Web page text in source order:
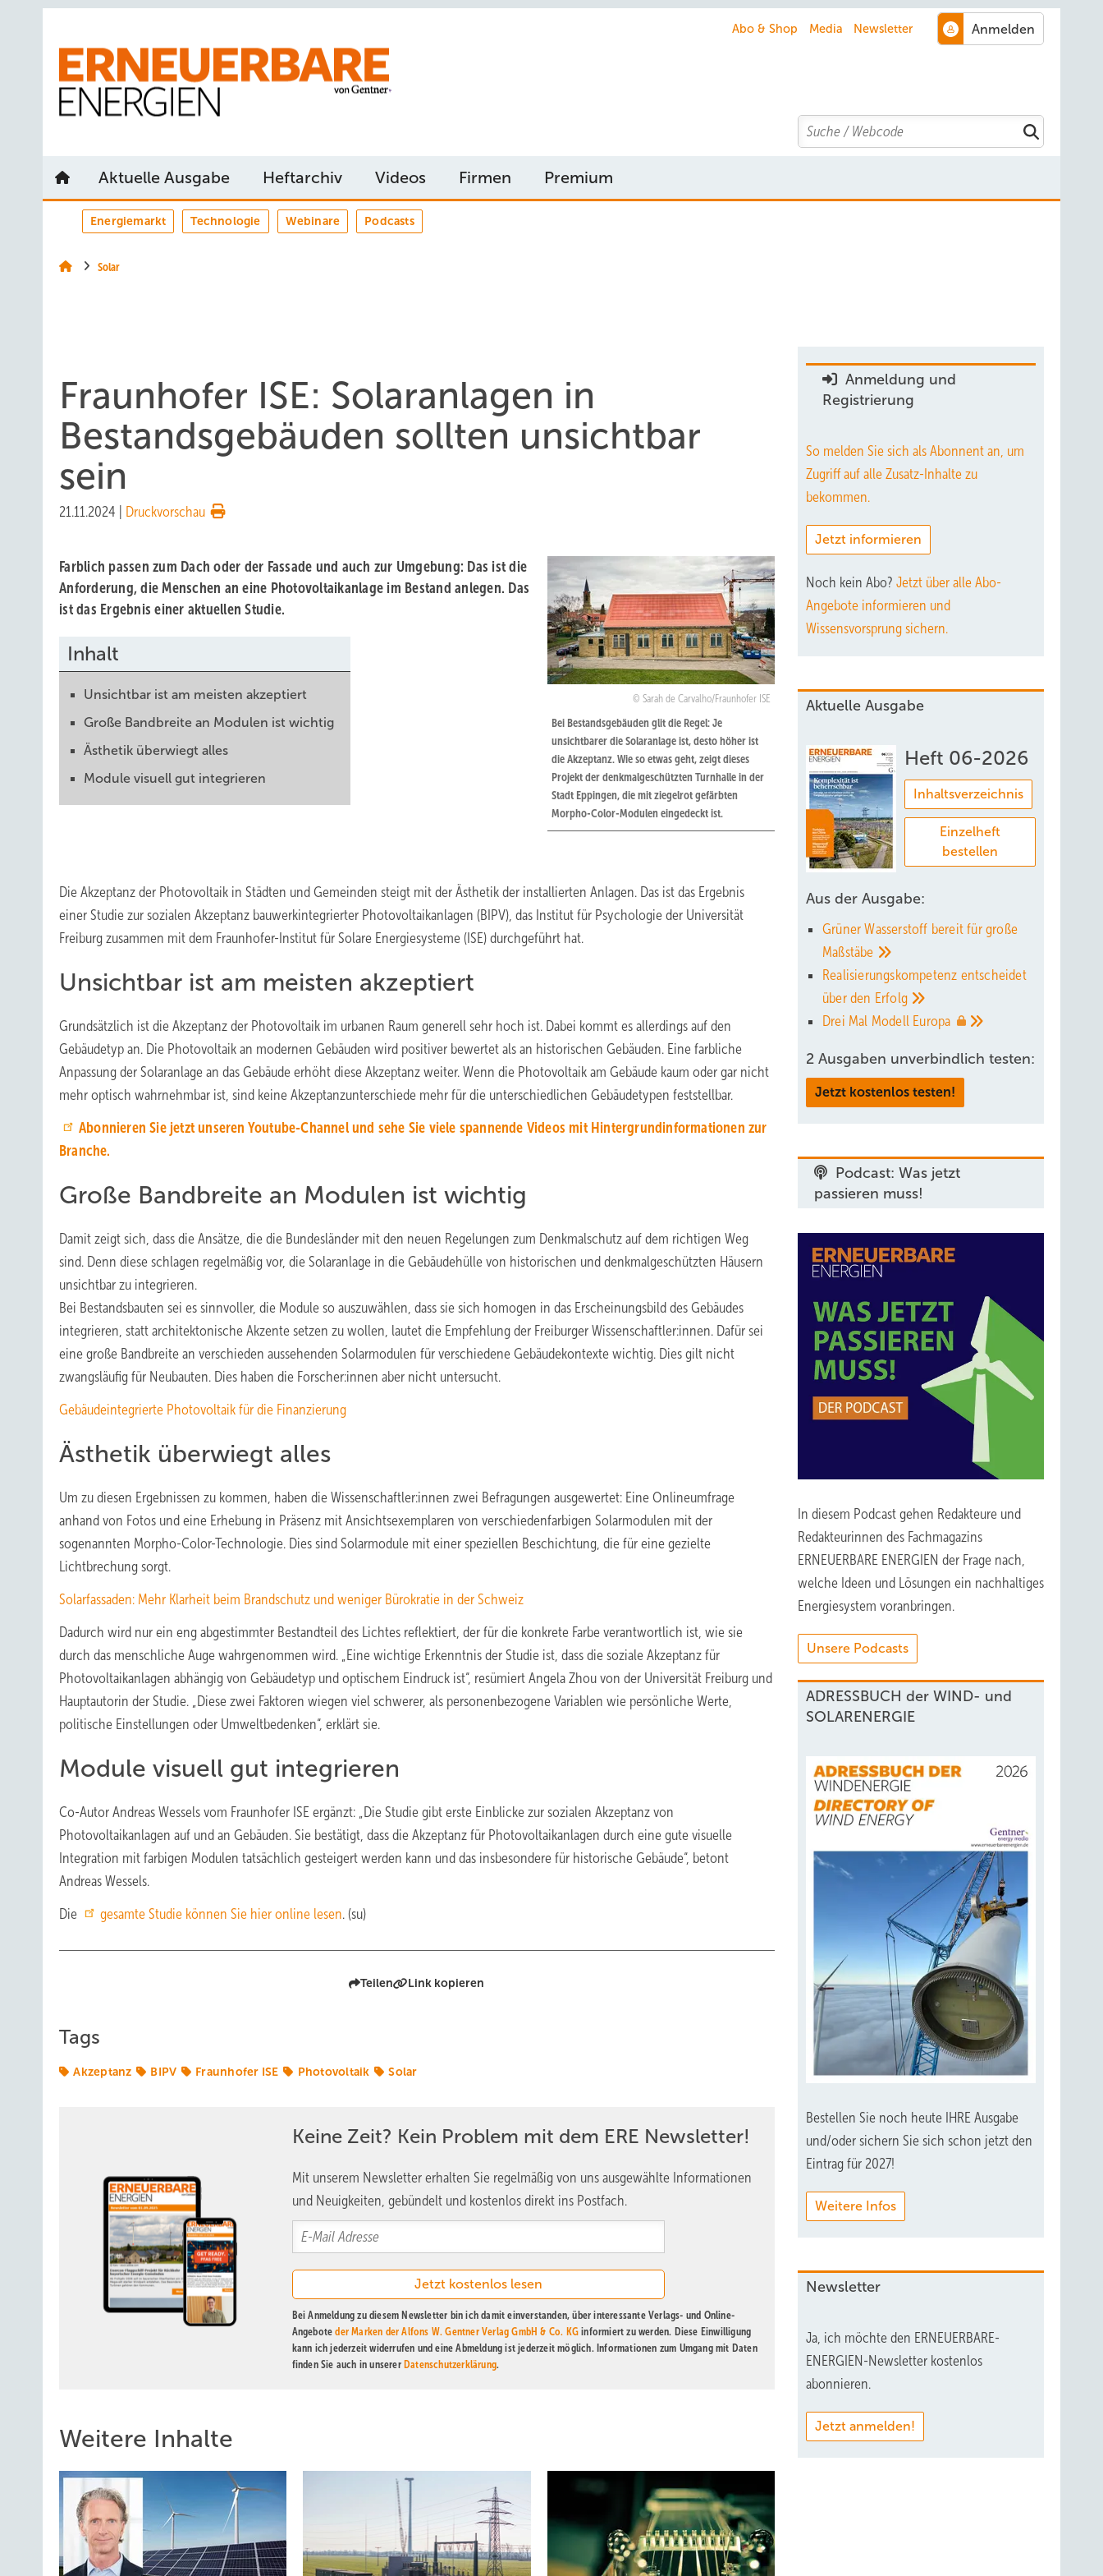
Abo & Shop Media Newsletter
Search
Aktuelle Ausgabe Heftarchiv Videos Firmen Premium
Energiemarkt Technologie Webinare Podcasts
Solar
Fraunhofer ISE: Solaranlagen in
Bestandsgebäuden sollten unsichtbar
sein
21.11.2024 Druckvorschau
Sarah de Carvalho/Fraunhofer ISE
Bei Bestandsgebäuden glit die Regel: Je
unsichtbarer die Solaranlage ist, desto höher ist
die Akzeptanz. Wie so etwas geht, zeigt dieses
Projekt der denkmalgeschützten Turnhalle in der
Stadt Eppingen, die mit ziegelrot gefärbten
Morpho-Color-Modulen eingedeckt ist.
Farblich passen zum Dach oder der Fassade und auch zur Umgebung: Das ist die
Anforderung, die Menschen an eine Photovoltaikanlage im Bestand anlegen. Das
ist das Ergebnis einer aktuellen Studie.
Inhalt
Unsichtbar ist am meisten akzeptiert
Große Bandbreite an Modulen ist wichtig
Ästhetik überwiegt alles
Module visuell gut integrieren
Die Akzeptanz der Photovoltaik in Städten und Gemeinden steigt mit der Ästhetik der installierten Anlagen. Das ist das Ergebnis
einer Studie zur sozialen Akzeptanz bauwerkintegrierter Photovoltaikanlagen (BIPV), das Institut für Psychologie der Universität
Freiburg zusammen mit dem Fraunhofer-Institut für Solare Energiesysteme (ISE) durchgeführt hat.
Unsichtbar ist am meisten akzeptiert
Grundsätzlich ist die Akzeptanz der Photovoltaik im urbanen Raum generell sehr hoch ist. Dabei kommt es allerdings auf den
Gebäudetyp an. Die Photovoltaik an modernen Gebäuden wird positiver bewertet als an historischen Gebäuden. Eine farbliche
Anpassung der Solaranlage an das Gebäude erhöht diese Akzeptanz weiter. Wenn die Photovoltaik am Gebäude kaum oder gar nicht
mehr optisch wahrnehmbar ist, sind keine Akzeptanzunterschiede mehr für die unterschiedlichen Gebäudetypen feststellbar.
Abonnieren Sie jetzt unseren Youtube-Channel und sehe Sie viele spannende Videos mit Hintergrundinformationen zur
Branche.
Große Bandbreite an Modulen ist wichtig
Damit zeigt sich, dass die Ansätze, die die Bundesländer mit den neuen Regelungen zum Denkmalschutz auf dem richtigen Weg
sind. Denn diese schlagen regelmäßig vor, die Solaranlage in die Gebäudehülle von historischen und denkmalgeschützten Häusern
unsichtbar zu integrieren.
Bei Bestandsbauten sei es sinnvoller, die Module so auszuwählen, dass sie sich homogen in das Erscheinungsbild des Gebäudes
integrieren, statt architektonische Akzente setzen zu wollen, lautet die Empfehlung der Freiburger Wissenschaftler:innen. Dafür sei
eine große Bandbreite an verschieden aussehenden Solarmodulen für verschiedene Gebäudekontexte wichtig. Dies gilt nicht
zwangsläufig für Neubauten. Dies haben die Forscher:innen aber nicht untersucht.
Gebäudeintegrierte Photovoltaik für die Finanzierung
Ästhetik überwiegt alles
Um zu diesen Ergebnissen zu kommen, haben die Wissenschaftler:innen zwei Befragungen ausgewertet: Eine Onlineumfrage
anhand von Fotos und eine Erhebung in Präsenz mit Ansichtsexemplaren von verschiedenfarbigen Solarmodulen mit der
sogenannten Morpho-Color-Technologie. Dies sind Solarmodule mit einer speziellen Beschichtung, die für eine gezielte
Lichtbrechung sorgt.
Solarfassaden: Mehr Klarheit beim Brandschutz und weniger Bürokratie in der Schweiz
Dadurch wird nur ein eng abgestimmter Bestandteil des Lichtes reflektiert, der für die konkrete Farbe verantwortlich ist, wie sie
durch das menschliche Auge wahrgenommen wird. „Eine wichtige Erkenntnis der Studie ist, dass die soziale Akzeptanz für
Photovoltaikanlagen abhängig von Gebäudetyp und optischem Eindruck ist“, resümiert Angela Zhou von der Universität Freiburg und
Hauptautorin der Studie. „Diese zwei Faktoren wiegen viel schwerer, als personenbezogene Variablen wie persönliche Werte,
politische Einstellungen oder Umweltbedenken“, erklärt sie.
Module visuell gut integrieren
Co-Autor Andreas Wessels vom Fraunhofer ISE ergänzt: „Die Studie gibt erste Einblicke zur sozialen Akzeptanz von
Photovoltaikanlagen auf und an Gebäuden. Sie bestätigt, dass die Akzeptanz für Photovoltaikanlagen durch eine gute visuelle
Integration mit farbigen Modulen tatsächlich gesteigert werden kann und das insbesondere für historische Gebäude“, betont
Andreas Wessels.
Die
gesamte Studie können Sie hier online lesen. (su)
Teilen Link kopieren
Tags
Akzeptanz BIPV Fraunhofer ISE Photovoltaik Solar
Keine Zeit? Kein Problem mit dem ERE Newsletter!
Mit unserem Newsletter erhalten Sie regelmäßig von uns ausgewählte Informationen
und Neuigkeiten, gebündelt und kostenlos direkt ins Postfach.
Bei Anmeldung zu diesem Newsletter bin ich damit einverstanden, über interessante Verlags- und Online-
Angeboteder Marken der Alfons W. Gentner Verlag GmbH & Co. KG informiert zu werden. Diese Einwilligung
kann ich jederzeit widerrufen und eine Abmeldung ist jederzeit möglich. Informationen zum Umgang mit Daten
finden Sie auch in unserer Datenschutzerklärung.
Weitere Inhalte
Anmeldung und
Registrierung
So melden Sie sich als Abonnent an, um
Zugriff auf alle Zusatz-Inhalte zu
bekommen.
Jetzt informieren
Noch kein Abo? Jetzt über alle Abo-
Angebote informieren und
Wissensvorsprung sichern.
Aktuelle Ausgabe
Heft 06-2026
Inhaltsverzeichnis
Einzelheft
bestellen
Aus der Ausgabe:
Grüner Wasserstoff bereit für große
Maßstäbe
Realisierungskompetenz entscheidet
über den Erfolg
Drei Mal Modell Europa
2 Ausgaben unverbindlich testen:
Jetzt kostenlos testen!
Podcast: Was jetzt
passieren muss!
In diesem Podcast gehen Redakteure und
Redakteurinnen des Fachmagazins
ERNEUERBARE ENERGIEN der Frage nach,
welche Ideen und Lösungen ein nachhaltiges
Energiesystem voranbringen.
Unsere Podcasts
ADRESSBUCH der WIND- und
SOLARENERGIE
Bestellen Sie noch heute IHRE Ausgabe
und/oder sichern Sie sich schon jetzt den
Eintrag für 2027!
Weitere Infos
Newsletter
Ja, ich möchte den ERNEUERBARE-
ENERGIEN-Newsletter kostenlos
abonnieren.
Jetzt anmelden!